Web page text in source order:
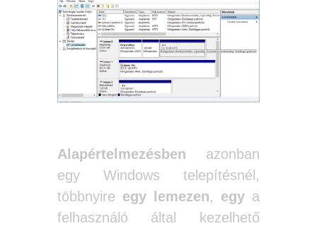
Alapértelmezésben azonban
egy Windows telepítésnél,
többnyire egy lemezen, egy a
felhasználó által kezelhető